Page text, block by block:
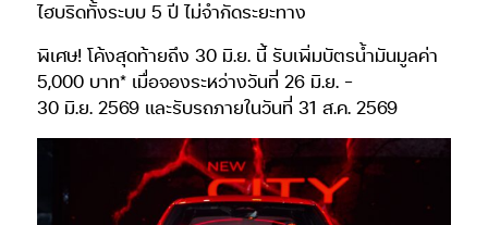
ไฮบริดทั้งระบบ 5 ปี ไม่จำกัดระยะทาง
พิเศษ! โค้งสุดท้ายถึง 30 มิ.ย. นี้ รับเพิ่มบัตรน้ำมันมูลค่า
5,000 บาท* เมื่อจองระหว่างวันที่ 26 มิ.ย. –
30 มิ.ย. 2569 และรับรถภายในวันที่ 31 ส.ค. 2569